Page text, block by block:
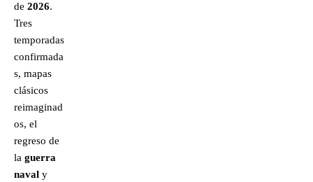
de 2026.
Tres
temporadas
confirmada
s, mapas
clásicos
reimaginad
os, el
regreso de
la guerra
naval y